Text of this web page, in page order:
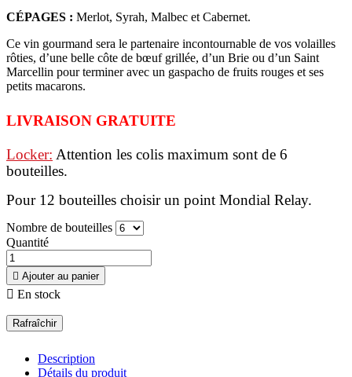
CÉPAGES : Merlot, Syrah, Malbec et Cabernet.
Ce vin gourmand sera le partenaire incontournable de vos volailles
rôties, d’une belle côte de bœuf grillée, d’un Brie ou d’un Saint
Marcellin pour terminer avec un gaspacho de fruits rouges et ses
petits macarons.
LIVRAISON GRATUITE
Locker: Attention les colis maximum sont de 6
bouteilles.
Pour 12 bouteilles choisir un point Mondial Relay.
Nombre de bouteilles
Quantité
 Ajouter au panier
 En stock
Description
Détails du produit